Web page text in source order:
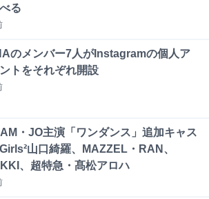
る
のメンバー7人がInstagramの個人ア
トをそれぞれ開設
・JO主演「ワンダンス」追加キャス
Girls²山口綺羅、MAZZEL・RAN、
、超特急・髙松アロハ